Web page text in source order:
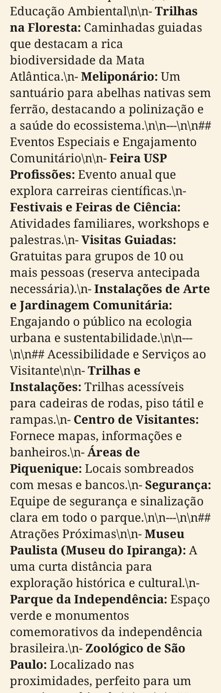
Educação Ambiental\n\n-Trilhas
na Floresta: Caminhadas guiadas
que destacam a rica
biodiversidade da Mata
Atlântica.\n-Meliponário: Um
santuário para abelhas nativas sem
ferrão, destacando a polinização e
a saúde do ecossistema.\n\n---\n\n##
Eventos Especiais e Engajamento
Comunitário\n\n-Feira USP
Profissões: Evento anual que
explora carreiras científicas.\n-
Festivais e Feiras de Ciência:
Atividades familiares, workshops e
palestras.\n-Visitas Guiadas:
Gratuitas para grupos de 10 ou
mais pessoas (reserva antecipada
necessária).\n-Instalações de Arte
e Jardinagem Comunitária:
Engajando o público na ecologia
urbana e sustentabilidade.\n\n---
\n\n## Acessibilidade e Serviços ao
Visitante\n\n-Trilhas e
Instalações: Trilhas acessíveis
para cadeiras de rodas, piso tátil e
rampas.\n- Centro de Visitantes:
Fornece mapas, informações e
banheiros.\n-Áreas de
Piquenique: Locais sombreados
com mesas e bancos.\n-Segurança:
Equipe de segurança e sinalização
clara em todo o parque.\n\n---\n\n##
Atrações Próximas\n\n-Museu
Paulista (Museu do Ipiranga): A
uma curta distância para
exploração histórica e cultural.\n-
Parque da Independência: Espaço
verde e monumentos
comemorativos da independência
brasileira.\n- Zoológico de São
Paulo: Localizado nas
proximidades, perfeito para um